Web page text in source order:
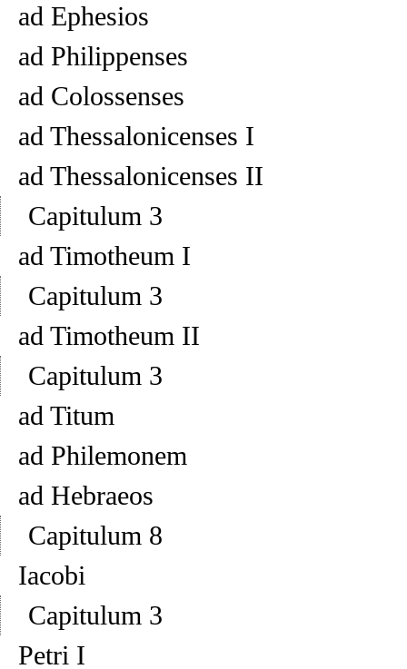
ad Ephesios
ad Philippenses
ad Colossenses
ad Thessalonicenses I
ad Thessalonicenses II
Capitulum 3
ad Timotheum I
Capitulum 3
ad Timotheum II
Capitulum 3
ad Titum
ad Philemonem
ad Hebraeos
Capitulum 8
Iacobi
Capitulum 3
Petri I